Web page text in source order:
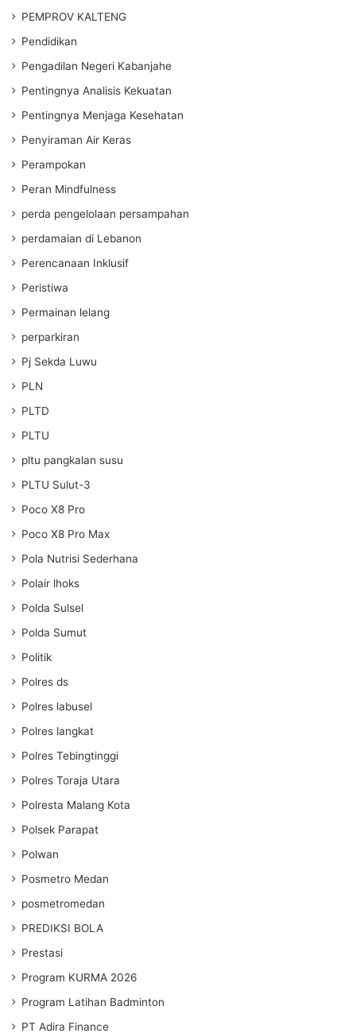
PEMPROV KALTENG
Pendidikan
Pengadilan Negeri Kabanjahe
Pentingnya Analisis Kekuatan
Pentingnya Menjaga Kesehatan
Penyiraman Air Keras
Perampokan
Peran Mindfulness
perda pengelolaan persampahan
perdamaian di Lebanon
Perencanaan Inklusif
Peristiwa
Permainan lelang
perparkiran
Pj Sekda Luwu
PLN
PLTD
PLTU
pltu pangkalan susu
PLTU Sulut-3
Poco X8 Pro
Poco X8 Pro Max
Pola Nutrisi Sederhana
Polair lhoks
Polda Sulsel
Polda Sumut
Politik
Polres ds
Polres labusel
Polres langkat
Polres Tebingtinggi
Polres Toraja Utara
Polresta Malang Kota
Polsek Parapat
Polwan
Posmetro Medan
posmetromedan
PREDIKSI BOLA
Prestasi
Program KURMA 2026
Program Latihan Badminton
PT Adira Finance